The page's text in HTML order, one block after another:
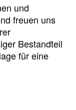
und
freuen uns
Bestandteil
für eine